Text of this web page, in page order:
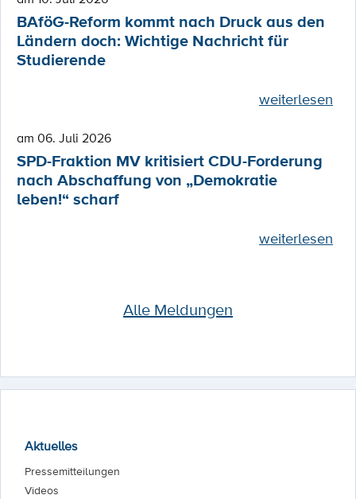
BAföG-Reform kommt nach Druck aus den
Ländern doch: Wichtige Nachricht für
Studierende
weiterlesen
am 06. Juli 2026
SPD-Fraktion MV kritisiert CDU-Forderung
nach Abschaffung von „Demokratie
leben!“ scharf
weiterlesen
Alle Meldungen
Aktuelles
Pressemitteilungen
Videos